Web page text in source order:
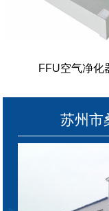
FFU空气净化
苏州市